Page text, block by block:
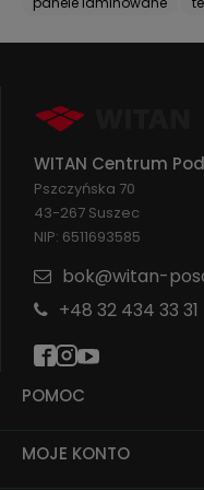
POMOC
MOJE KONTO
WITAN Centrum
Pszczyńska 70
43-267 Suszec
NIP: 6511693585
bok@witan-
+48 32 434 33 31